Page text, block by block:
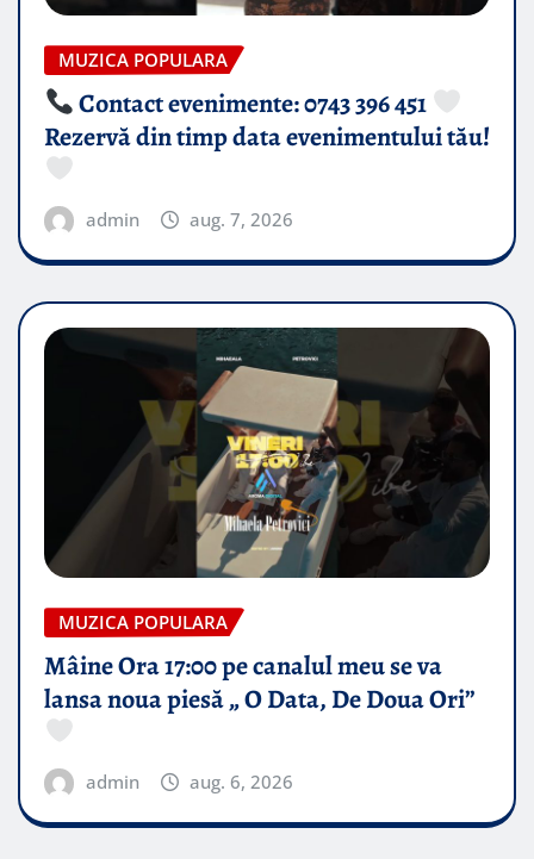
MUZICA POPULARA
Contact evenimente: 0743 396 451
Rezervă din timp data evenimentului tău!
admin aug. 7, 2026
MUZICA POPULARA
Mâine Ora 17:00 pe canalul meu se va
lansa noua piesă „ O Data, De Doua Ori”
admin aug. 6, 2026